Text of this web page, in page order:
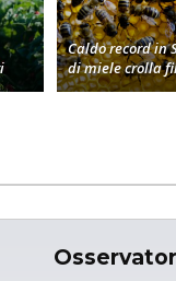
Caldo record in
di miele crolla